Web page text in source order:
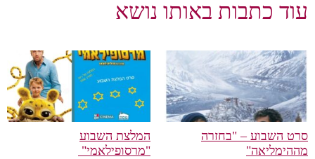
כתבות באותו נושא
השבוע – "בחזרה
המלצת השבוע
"מרסופילאמי"